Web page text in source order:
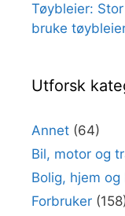
Tøybleier:
bruke
Utforsk
Annet (64)
Bil, motor og
Bolig, hjem og
Forbruker